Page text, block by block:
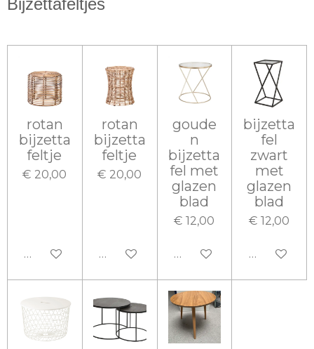
Bijzettafeltjes
rotan
bijzetta
feltje
€ 20,00
In winkelwagen
rotan
bijzetta
feltje
€ 20,00
In winkelwagen
goude
n
bijzetta
fel met
glazen
blad
€ 12,00
In winkelwagen
bijzetta
fel
zwart
met
glazen
blad
€ 12,00
In